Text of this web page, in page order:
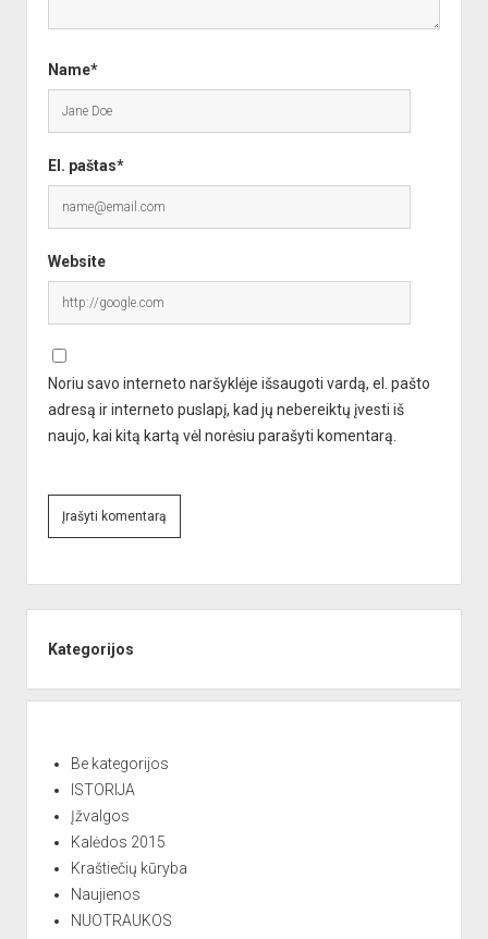
Name*
El. paštas*
Website
Noriu savo interneto naršyklėje išsaugoti vardą, el. pašto
adresą ir interneto puslapį, kad jų nebereiktų įvesti iš
naujo, kai kitą kartą vėl norėsiu parašyti komentarą.
e
n
Kategorijos
Be kategorijos
ISTORIJA
Įžvalgos
Kalėdos 2015
Kraštiečių kūryba
Naujienos
NUOTRAUKOS